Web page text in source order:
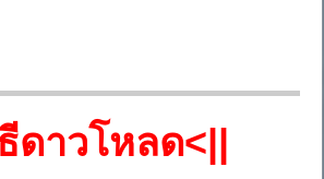
ดาวโหลด<||